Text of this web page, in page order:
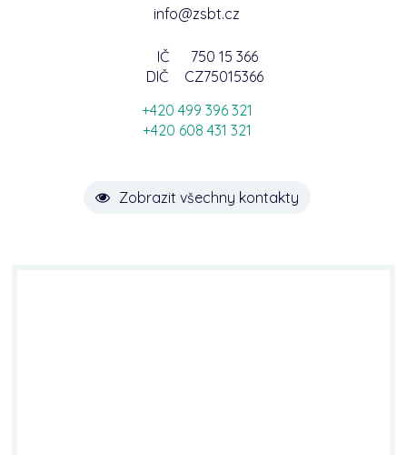
info@zsbt.cz
IČ
750 15 366
DIČ
CZ75015366
+420 499 396 321
+420 608 431 321
Zobrazit všechny kontakty